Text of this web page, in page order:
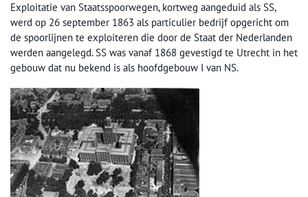
Exploitatie van Staatsspoorwegen, kortweg aangeduid als SS,
werd op 26 september 1863 als particulier bedrijf opgericht om
de spoorlijnen te exploiteren die door de Staat der Nederlanden
werden aangelegd. SS was vanaf 1868 gevestigd te Utrecht in het
gebouw dat nu bekend is als hoofdgebouw I van NS.